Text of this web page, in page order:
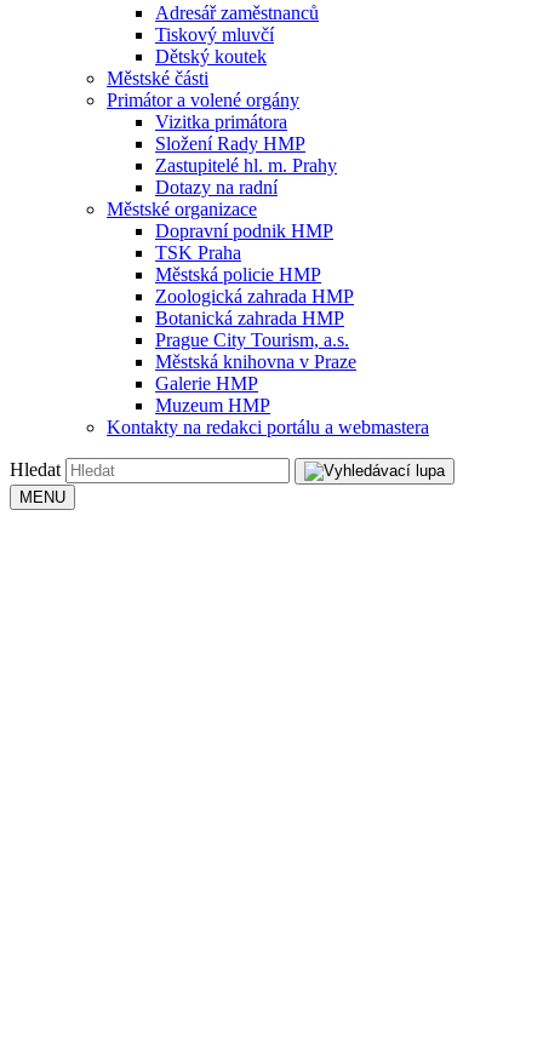
Adresář zaměstnanců
Tiskový mluvčí
Dětský koutek
Městské části
Primátor a volené orgány
Vizitka primátora
Složení Rady HMP
Zastupitelé hl. m. Prahy
Dotazy na radní
Městské organizace
Dopravní podnik HMP
TSK Praha
Městská policie HMP
Zoologická zahrada HMP
Botanická zahrada HMP
Prague City Tourism, a.s.
Městská knihovna v Praze
Galerie HMP
Muzeum HMP
Kontakty na redakci portálu a webmastera
Hledat
MENU